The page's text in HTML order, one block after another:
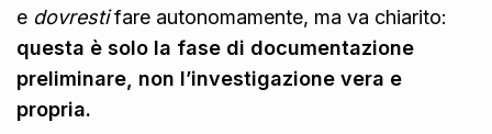
e dovrestifare autonomamente, ma va chiarito:
questa è solo la fase di documentazione
preliminare, non l’investigazione vera e
propria.